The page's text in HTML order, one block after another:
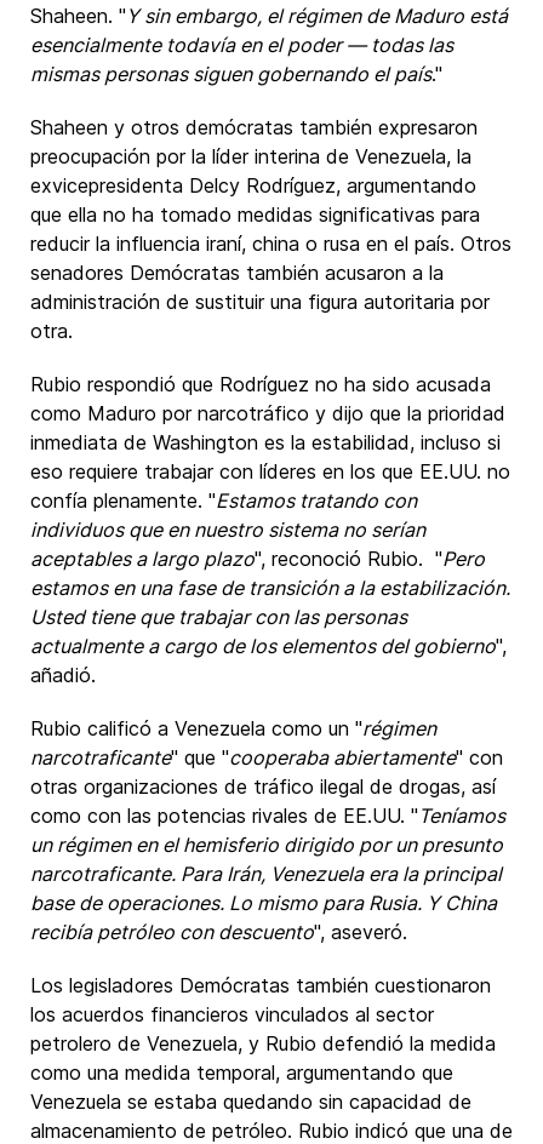
Shaheen. " Y sin embargo, el régimen de Maduro está
esencialmente todavía en el poder — todas las
mismas personas siguen gobernando el país."
Shaheen y otros demócratas también expresaron
preocupación por la líder interina de Venezuela, la
exvicepresidenta Delcy Rodríguez, argumentando
que ella no ha tomado medidas significativas para
reducir la influencia iraní, china o rusa en el país. Otros
senadores Demócratas también acusaron a la
administración de sustituir una figura autoritaria por
otra.
Rubio respondió que Rodríguez no ha sido acusada
como Maduro por narcotráfico y dijo que la prioridad
inmediata de Washington es la estabilidad, incluso si
eso requiere trabajar con líderes en los que EE.UU. no
confía plenamente. "Estamos tratando con
individuos que en nuestro sistema no serían
aceptables a largo plazo", reconoció Rubio. "Pero
estamos en una fase de transición a la estabilización.
Usted tiene que trabajar con las personas
actualmente a cargo de los elementos del gobierno",
añadió.
Rubio calificó a Venezuela como un "régimen
narcotraficante" que "cooperaba abiertamente" con
otras organizaciones de tráfico ilegal de drogas, así
como con las potencias rivales de EE.UU. " Teníamos
un régimen en el hemisferio dirigido por un presunto
narcotraficante. Para Irán, Venezuela era la principal
base de operaciones. Lo mismo para Rusia. Y China
recibía petróleo con descuento", aseveró.
Los legisladores Demócratas también cuestionaron
los acuerdos financieros vinculados al sector
petrolero de Venezuela, y Rubio defendió la medida
como una medida temporal, argumentando que
Venezuela se estaba quedando sin capacidad de
almacenamiento de petróleo. Rubio indicó que una de